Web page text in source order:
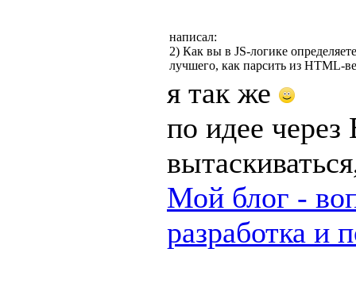
написал:
2) Как вы в JS-логике
лучшего, как парсить из HTML-
я так же
по идее
Мой блог -
разработка и